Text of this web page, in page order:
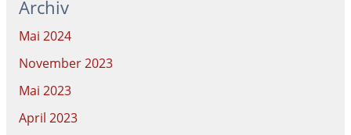
Archiv
Mai 2024
November 2023
Mai 2023
April 2023